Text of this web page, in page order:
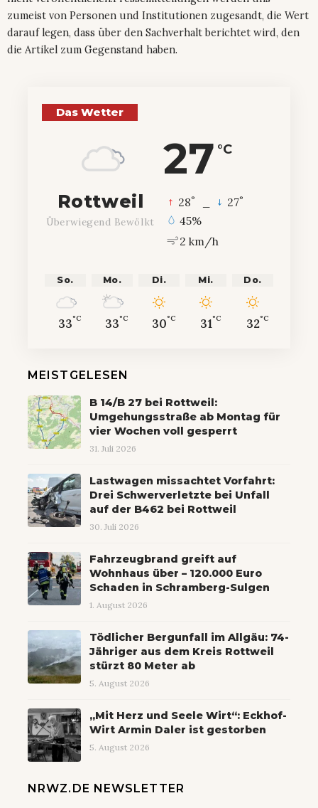
zumeist von Personen und Institutionen zugesandt, die Wert
darauf legen, dass über den Sachverhalt berichtet wird, den
die Artikel zum Gegenstand haben.
Das Wetter
27 °C
Rottweil
Überwiegend Bewölkt
28° 27°
45%
2 km/h
So.
33°C
Mo.
33°C
Di.
30°C
Mi.
31°C
Do.
32°C
MEISTGELESEN
B 14/B 27 bei Rottweil:
Umgehungsstraße ab Montag für
vier Wochen voll gesperrt
31. Juli 2026
Lastwagen missachtet Vorfahrt:
Drei Schwerverletzte bei Unfall
auf der B462 bei Rottweil
30. Juli 2026
Fahrzeugbrand greift auf
Wohnhaus über – 120.000 Euro
Schaden in Schramberg-Sulgen
1. August 2026
Tödlicher Bergunfall im Allgäu: 74-
Jähriger aus dem Kreis Rottweil
stürzt 80 Meter ab
5. August 2026
„Mit Herz und Seele Wirt“: Eckhof-
Wirt Armin Daler ist gestorben
5. August 2026
NRWZ.DE NEWSLETTER